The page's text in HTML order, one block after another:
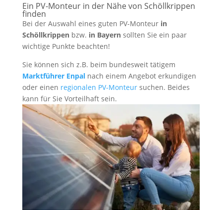
Ein PV-Monteur in der Nähe von Schöllkrippen
finden
Bei der Auswahl eines guten PV-Monteur in
Schöllkrippenbzw. in Bayern sollten Sie ein paar
wichtige Punkte beachten!
Sie können sich z.B. beim bundesweit tätigem
Marktführer Enpalnach einem Angebot erkundigen
oder einen regionalen PV-Monteursuchen. Beides
kann für Sie Vorteilhaft sein.